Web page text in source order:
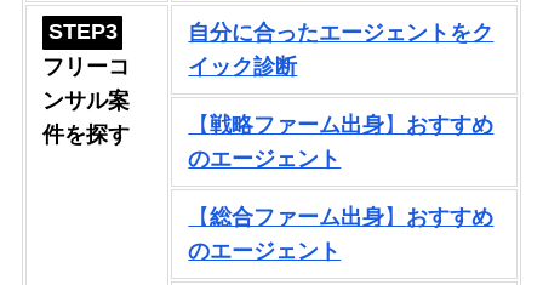
STEP3
フリーコ
ンサル案
件を探す
自分に合ったエージェントをク
イック診断
【戦略ファーム出身】 おすすめ
のエージェント
【総合ファーム出身】 おすすめ
のエージェント